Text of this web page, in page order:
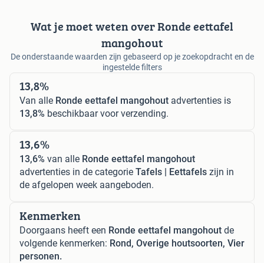
Wat je moet weten over Ronde eettafel
mangohout
De onderstaande waarden zijn gebaseerd op je zoekopdracht en de
ingestelde filters
13,8%
Van alle Ronde eettafel mangohout advertenties is
13,8% beschikbaar voor verzending.
13,6%
13,6% van alle Ronde eettafel mangohout
advertenties in de categorie Tafels | Eettafels zijn in
de afgelopen week aangeboden.
Kenmerken
Doorgaans heeft een Ronde eettafel mangohout de
volgende kenmerken: Rond, Overige houtsoorten, Vier
personen.